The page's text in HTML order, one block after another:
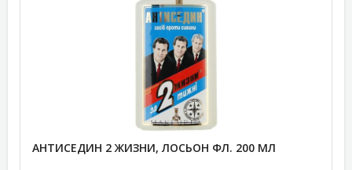
АНТИСЕДИН 2 ЖИЗНИ, ЛОСЬОН ФЛ. 200 МЛ